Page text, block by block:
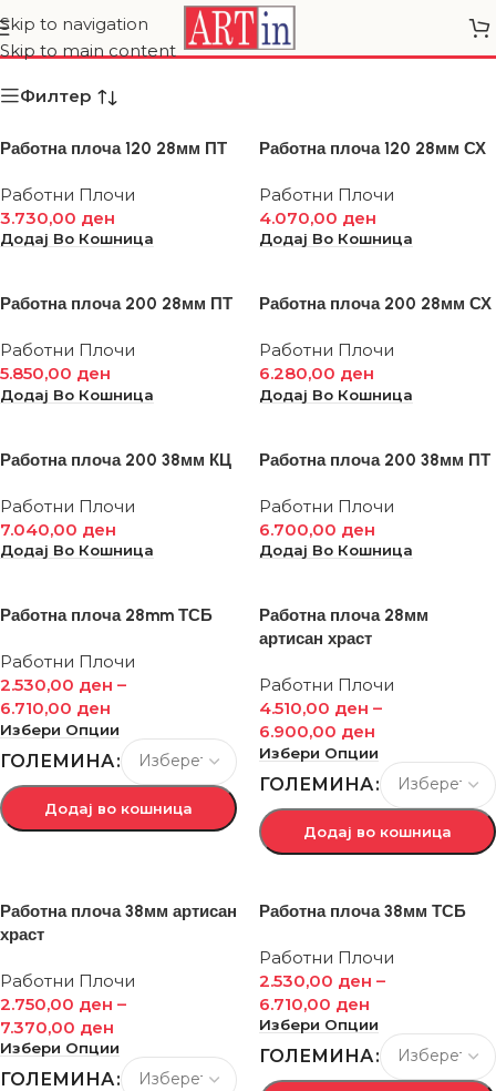
Skip to navigation
Skip to main content
Работни Плочи
Филтер
Работна плоча 120 28мм ПТ
Работни Плочи
3.730,00 ден
Додај Во Кошница
Работна плоча 120 28мм СХ
Работни Плочи
4.070,00 ден
Додај Во Кошница
Работна плоча 200 28мм ПТ
Работни Плочи
5.850,00 ден
Додај Во Кошница
Работна плоча 200 28мм СХ
Работни Плочи
6.280,00 ден
Додај Во Кошница
Работна плоча 200 38мм КЦ
Работни Плочи
7.040,00 ден
Додај Во Кошница
Работна плоча 200 38мм ПТ
Работни Плочи
6.700,00 ден
Додај Во Кошница
Работна плоча 28mm ТСБ
Работни Плочи
2.530,00 ден –
6.710,00 ден
Избери Опции
ГОЛЕМИНА
Додај во кошница
Работна плоча 28мм
артисан храст
Работни Плочи
4.510,00 ден –
6.900,00 ден
Избери Опции
ГОЛЕМИНА
Додај во кошница
Работна плоча 38мм артисан
храст
Работни Плочи
2.750,00 ден –
7.370,00 ден
Избери Опции
ГОЛЕМИНА
Работна плоча 38мм ТСБ
Работни Плочи
2.530,00 ден –
6.710,00 ден
Избери Опции
ГОЛЕМИНА